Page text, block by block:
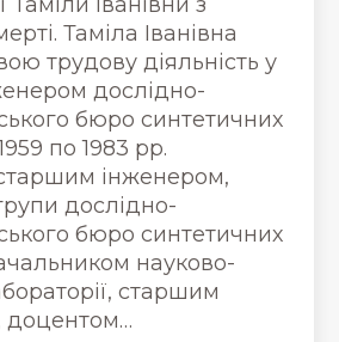
Таміла Іванівна
трудову діяльність у
дослідно-
бюро синтетичних
по 1983 рр.
інженером,
дослідно-
бюро синтетичних
науково-
старшим
доцентом…